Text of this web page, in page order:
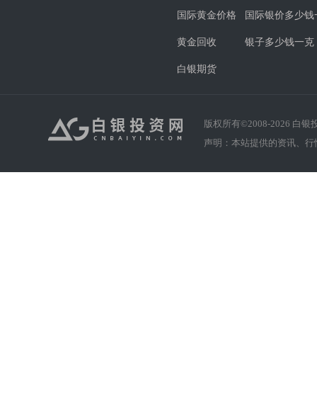
国际黄金价格 国际银价多少钱
黄金回收 银子多少钱一克
白银期货
版权所有©2008-2026 白银
声明：本站提供的资讯、